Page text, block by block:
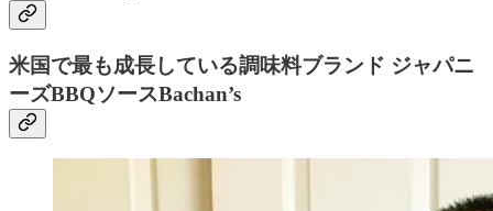
米国で最も成長している調味料ブランド ジャパニ
ーズBBQソースBachan’s